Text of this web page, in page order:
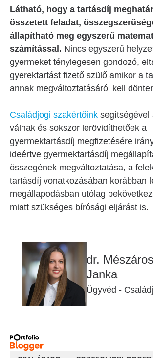
Látható, hogy a tartásdíj
összetett feladat,
állapítható meg egyszerű
számítással. Nincs egyszerű
gyermeket ténylegesen gondozó,
gyerektartást fizető szülő amikor a
annak megváltoztatásáról kell
Családjogi szakértőink segítségével
válnak és sokszor lerövidíthetőek a
gyermektartásdíj megfizetésére
ideértve gyermektartásdíj
összegének megváltoztatása, a
tartásdíj vonatkozásában korábban
megállapodásban utólag
miatt szükséges bírósági eljárást is.
dr.
Janka
Ügyvéd -